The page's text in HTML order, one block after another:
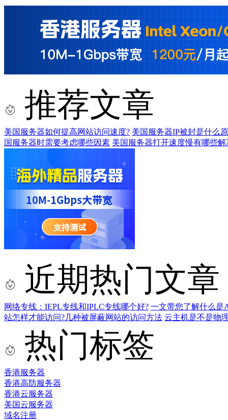
推荐文章
美国服务器如何提高网站访问速度? 美国服务器IP被封是什么
国服务器时需要考虑哪些因素 美国服务器打开速度慢有哪些解
近期热门文章
网络专线：IEPL专线和IPLC专线哪个好? 一文带您了解什么是
站怎样才能访问?几种被屏蔽网站的访问方法 云主机是不是物
热门标签
香港服务器
香港高防服务器
香港云服务器
美国云服务器
域名注册